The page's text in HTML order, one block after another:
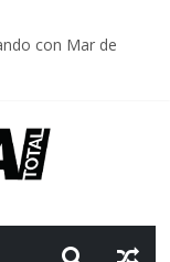
con Mar de
el Frente
al paso del tiempo
son lo